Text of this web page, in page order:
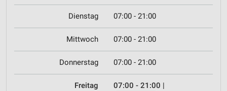
Dienstag 07:00 - 21:00
Mittwoch 07:00 - 21:00
Donnerstag 07:00 - 21:00
Freitag 07:00 - 21:00 |